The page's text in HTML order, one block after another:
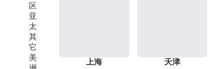
区
亚
太
其
它
美
上海 天津